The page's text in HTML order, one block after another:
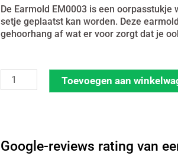
was:
€ 55,00.
is:
€
De Earmold EM0003 is een
setje geplaatst kan worden. Deze
gehoorhang af wat er voor zorgt dat je
Earmold
stuks
Toevoegen aan
Google-reviews rating van